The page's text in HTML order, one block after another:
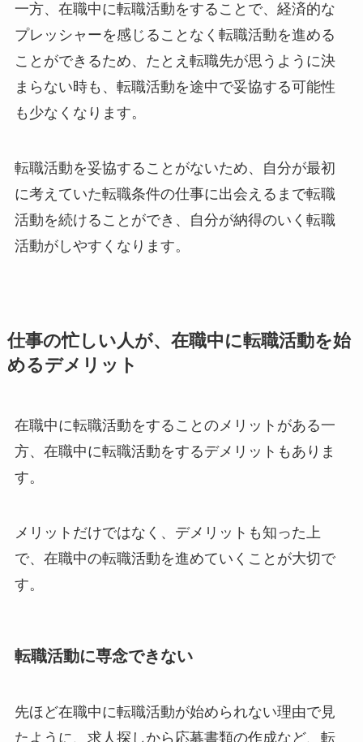
一方、在職中に転職活動をすることで、経済的な
プレッシャーを感じることなく転職活動を進める
ことができるため、たとえ転職先が思うように決
まらない時も、転職活動を途中で妥協する可能性
も少なくなります。
転職活動を妥協することがないため、自分が最初
に考えていた転職条件の仕事に出会えるまで転職
活動を続けることができ、自分が納得のいく転職
活動がしやすくなります。
仕事の忙しい人が、在職中に転職活動を始
めるデメリット
在職中に転職活動をすることのメリットがある一
方、在職中に転職活動をするデメリットもありま
す。
メリットだけではなく、デメリットも知った上
で、在職中の転職活動を進めていくことが大切で
す。
転職活動に専念できない
先ほど在職中に転職活動が始められない理由で見
たように、求人探しから応募書類の作成など、転